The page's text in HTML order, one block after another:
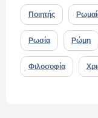
Ποιητής
Ρωσία Ρώμη
Φιλοσοφία